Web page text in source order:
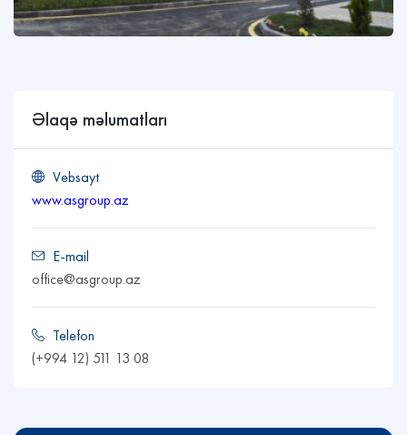
Əlaqə məlumatları
Vebsayt
www.asgroup.az
E-mail
office@asgroup.az
Telefon
(+994 12) 511 13 08